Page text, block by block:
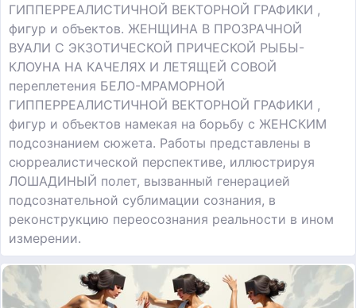
ГИППЕРРЕАЛИСТИЧНОЙ ВЕКТОРНОЙ ГРАФИКИ ,
фигур и объектов. ЖЕНЩИНА В ПРОЗРАЧНОЙ
ВУАЛИ С ЭКЗОТИЧЕСКОЙ ПРИЧЕСКОЙ РЫБЫ-
КЛОУНА НА КАЧЕЛЯХ И ЛЕТЯЩЕЙ СОВОЙ
переплетения БЕЛО-МРАМОРНОЙ
ГИППЕРРЕАЛИСТИЧНОЙ ВЕКТОРНОЙ ГРАФИКИ ,
фигур и объектов намекая на борьбу с ЖЕНСКИМ
подсознанием сюжета. Работы представлены в
сюрреалистической перспективе, иллюстрируя
ЛОШАДИНЫЙ полет, вызванный генерацией
подсознательной сублимации сознания, в
реконструкцию переосознания реальности в ином
измерении.